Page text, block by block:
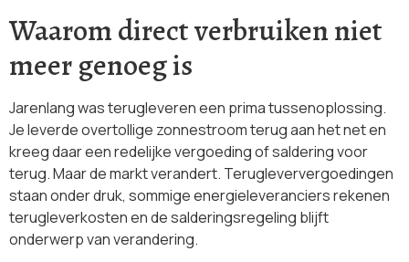
Waarom direct verbruiken niet
meer genoeg is
Jarenlang was terugleveren een prima tussenoplossing.
Je leverde overtollige zonnestroom terug aan het net en
kreeg daar een redelijke vergoeding of saldering voor
terug. Maar de markt verandert. Terugleververgoedingen
staan onder druk, sommige energieleveranciers rekenen
terugleverkosten en de salderingsregeling blijft
onderwerp van verandering.